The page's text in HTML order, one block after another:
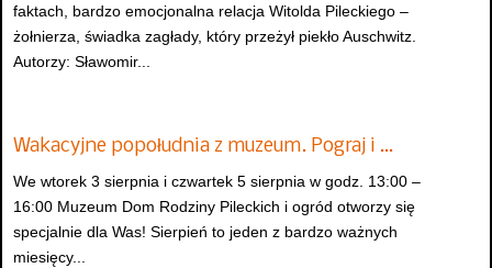
faktach, bardzo emocjonalna relacja Witolda Pileckiego –
żołnierza, świadka zagłady, który przeżył piekło Auschwitz.
Autorzy: Sławomir...
Wakacyjne popołudnia z muzeum. Pograj i …
We wtorek 3 sierpnia i czwartek 5 sierpnia w godz. 13:00 –
16:00 Muzeum Dom Rodziny Pileckich i ogród otworzy się
specjalnie dla Was! Sierpień to jeden z bardzo ważnych
miesięcy...